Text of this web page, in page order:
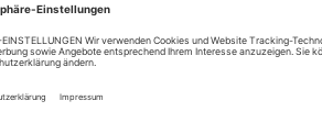
Qualität mit Stretchanteil.
AUCH GEFALLEN